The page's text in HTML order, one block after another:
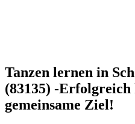
Tanzen lernen in
(83135) -Erfolgreich
gemeinsame Ziel!